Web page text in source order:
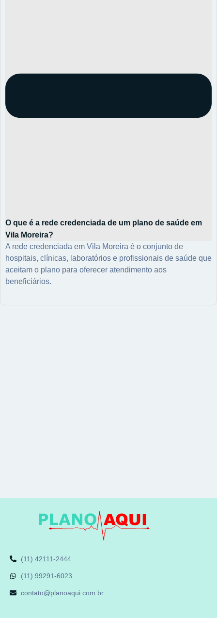
O que é a rede credenciada de um plano de saúde em
Vila Moreira?
A rede credenciada em Vila Moreira é o conjunto de
hospitais, clínicas, laboratórios e profissionais de saúde que
aceitam o plano para oferecer atendimento aos
beneficiários.
(11) 42111-2444
(11) 99291-6023
contato@planoaqui.com.br